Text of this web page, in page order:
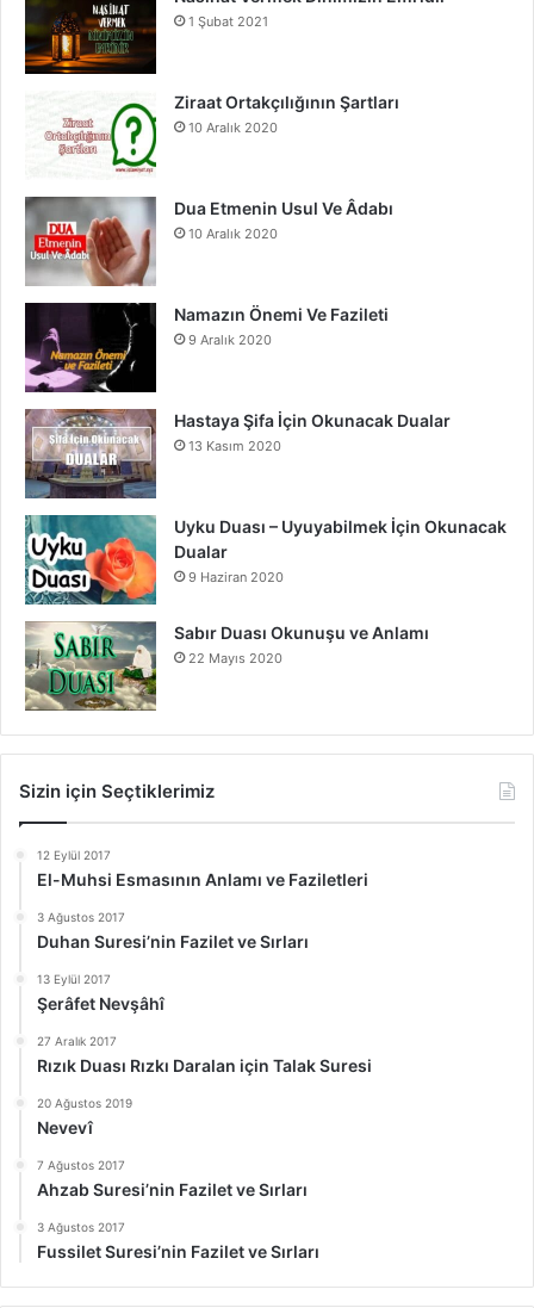
o
e
r
1 Şubat 2021
Ziraat Ortakçılığının Şartları
10 Aralık 2020
Dua Etmenin Usul Ve Âdabı
10 Aralık 2020
Namazın Önemi Ve Fazileti
9 Aralık 2020
Hastaya Şifa İçin Okunacak Dualar
13 Kasım 2020
Uyku Duası – Uyuyabilmek İçin Okunacak
Dualar
9 Haziran 2020
Sabır Duası Okunuşu ve Anlamı
22 Mayıs 2020
Sizin için Seçtiklerimiz
12 Eylül 2017
El-Muhsi Esmasının Anlamı ve Faziletleri
3 Ağustos 2017
Duhan Suresi’nin Fazilet ve Sırları
13 Eylül 2017
Şerâfet Nevşâhî
27 Aralık 2017
Rızık Duası Rızkı Daralan için Talak Suresi
20 Ağustos 2019
Nevevî
7 Ağustos 2017
Ahzab Suresi’nin Fazilet ve Sırları
3 Ağustos 2017
Fussilet Suresi’nin Fazilet ve Sırları